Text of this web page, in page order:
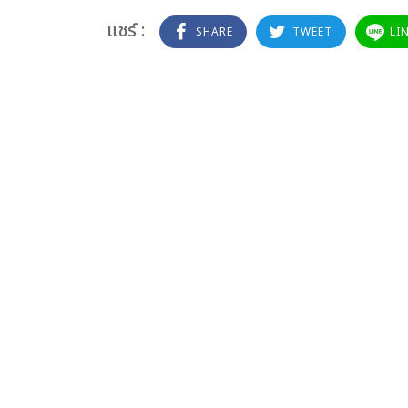
แชร์ : SHARE TWEET